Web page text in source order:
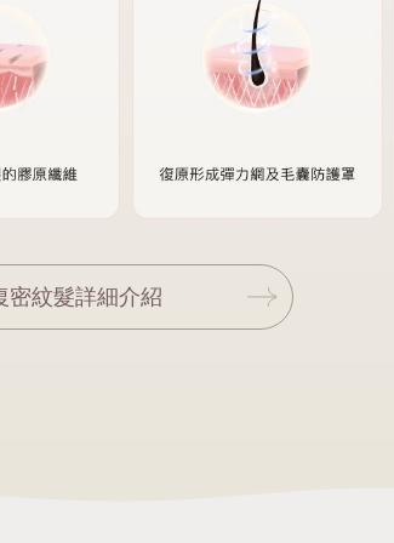
密紋髮詳細介紹